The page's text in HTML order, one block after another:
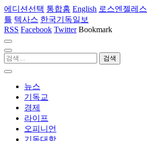
에디션선택 통합홈 English 로스엔젤레스
틀 텍사스 한국기독일보
RSS Facebook Twitter Bookmark
뉴스
기독교
경제
라이프
오피니언
기독대학